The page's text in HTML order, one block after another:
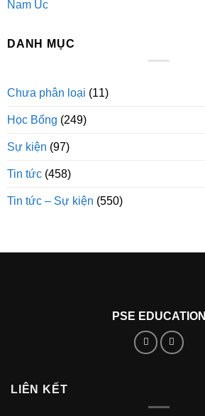
Nam Úc
DANH MỤC
Chưa phân loại (11)
Học Bổng (249)
Sự kiện (97)
Tin tức (458)
Tin tức – Sự kiện (550)
PSE EDUCATION
LIÊN KẾT